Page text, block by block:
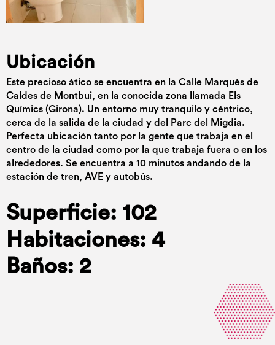
Ubicación
Este precioso ático se encuentra en la Calle Marquès de
Caldes de Montbui, en la conocida zona llamada Els
Químics (Girona). Un entorno muy tranquilo y céntrico,
cerca de la salida de la ciudad y del Parc del Migdia.
Perfecta ubicación tanto por la gente que trabaja en el
centro de la ciudad como por la que trabaja fuera o en los
alrededores. Se encuentra a 10 minutos andando de la
estación de tren, AVE y autobús.
Superficie: 102
Habitaciones: 4
Baños: 2